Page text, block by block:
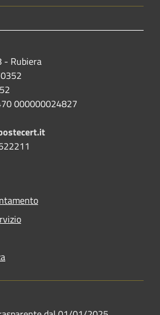
- Rubiera
000000024827